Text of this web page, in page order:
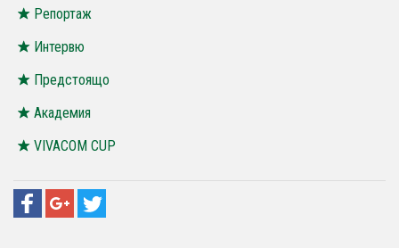
Репортаж
Интервю
Предстоящо
Академия
VIVACOM CUP